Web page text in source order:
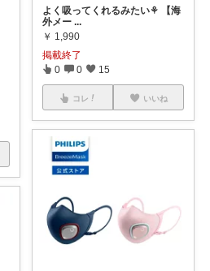
よく吸ってくれるみたい⚘ 【海
外メー ...
￥ 1,990
掲載終了
0 0 15
コレ いいね